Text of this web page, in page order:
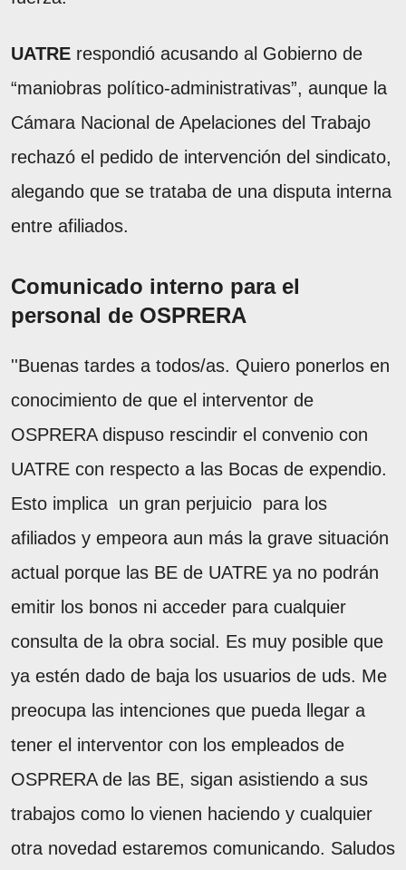
UATRE respondió acusando al Gobierno de
“maniobras político-administrativas”, aunque la
Cámara Nacional de Apelaciones del Trabajo
rechazó el pedido de intervención del sindicato,
alegando que se trataba de una disputa interna
entre afiliados.
Comunicado interno para el
personal de OSPRERA
''Buenas tardes a todos/as. Quiero ponerlos en
conocimiento de que el interventor de
OSPRERA dispuso rescindir el convenio con
UATRE con respecto a las Bocas de expendio.
Esto implica un gran perjuicio para los
afiliados y empeora aun más la grave situación
actual porque las BE de UATRE ya no podrán
emitir los bonos ni acceder para cualquier
consulta de la obra social. Es muy posible que
ya estén dado de baja los usuarios de uds. Me
preocupa las intenciones que pueda llegar a
tener el interventor con los empleados de
OSPRERA de las BE, sigan asistiendo a sus
trabajos como lo vienen haciendo y cualquier
otra novedad estaremos comunicando. Saludos